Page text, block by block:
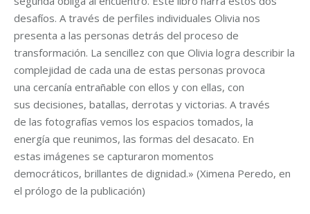
desafíos. A través de perfiles individuales Olivia nos
presenta a las personas detrás del proceso de
transformación. La sencillez con que Olivia logra describir la
complejidad de cada una de estas personas provoca
una cercanía entrañable con ellos y con ellas, con
sus decisiones, batallas, derrotas y victorias. A través
de las fotografías vemos los espacios tomados, la
energía que reunimos, las formas del desacato. En
estas imágenes se capturaron momentos
democráticos, brillantes de dignidad.» (Ximena Peredo, en
el prólogo de la publicación)